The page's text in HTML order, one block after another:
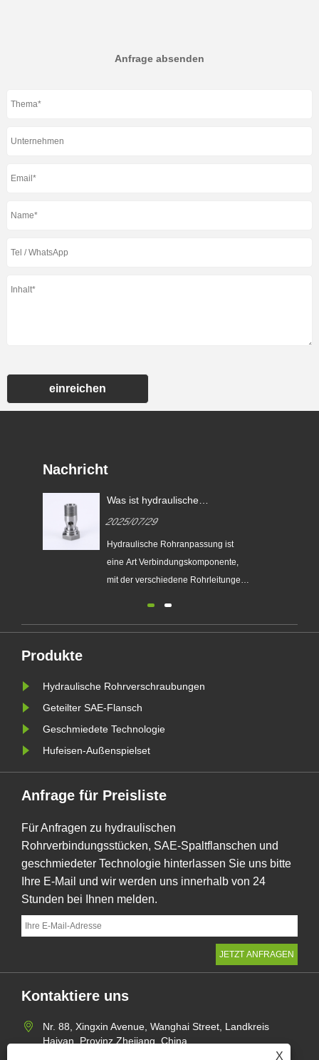
Anfrage absenden
einreichen
X
Nachricht
Was ist hydraulische
2025/07/29
Hydraulische Rohranpassung ist
eine Art Verbindungskomponente,
mit der verschiedene Rohrleitungen,
Systemen verbunden werden. Sie
und können hohe Druck-, hohe
Temperatur- und korrosi......
Produkte
Hydraulische Rohrverschraubungen
Geteilter SAE-Flansch
Geschmiedete Technologie
Hufeisen-Außenspielset
Anfrage für Preisliste
Für Anfragen zu hydraulischen
Rohrverbindungsstücken, SAE-Spaltflanschen und
geschmiedeter Technologie hinterlassen Sie uns bitte
Ihre E-Mail und wir werden uns innerhalb von 24
Stunden bei Ihnen melden.
Kontaktiere uns
Nr. 88, Xingxin Avenue, Wanghai Street, Landkreis
Haiyan, Provinz Zhejiang, China